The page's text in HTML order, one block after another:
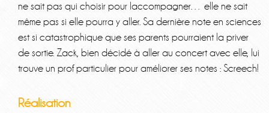
ne sait pas qui choisir pour laccompagner… elle ne sait
même pas si elle pourra y aller. Sa dernière note en sciences
est si catastrophique que ses parents pourraient la priver
de sortie. Zack, bien décidé à aller au concert avec elle, lui
trouve un prof particulier pour améliorer ses notes : Screech!
Réalisation